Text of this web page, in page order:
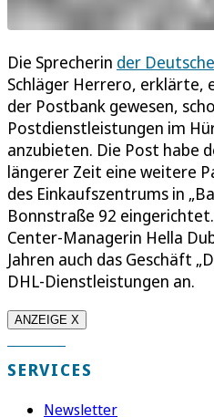
Die Sprecherin der
Schläger Herrero, erklärte,
der Postbank gewesen,
Postdienstleistungen im
anzubieten. Die Post habe
längerer Zeit eine weitere
des Einkaufszentrums in
Bonnstraße 92
Center-Managerin Hella
Jahren auch das Geschäft
DHL-Dienstleistungen an.
ANZEIGE X
SERVICES
Newsletter